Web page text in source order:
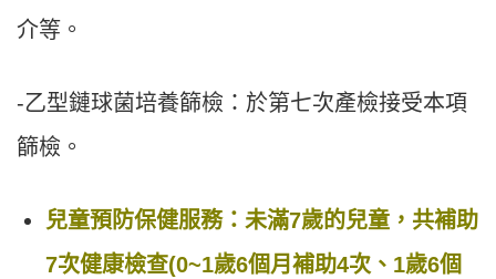
介等。
-乙型鏈球菌培養篩檢：於第七次產檢接受本項
篩檢。
兒童預防保健服務：未滿7歲的兒童，共補助
7次健康檢查(0~1歲6個月補助4次、1歲6個